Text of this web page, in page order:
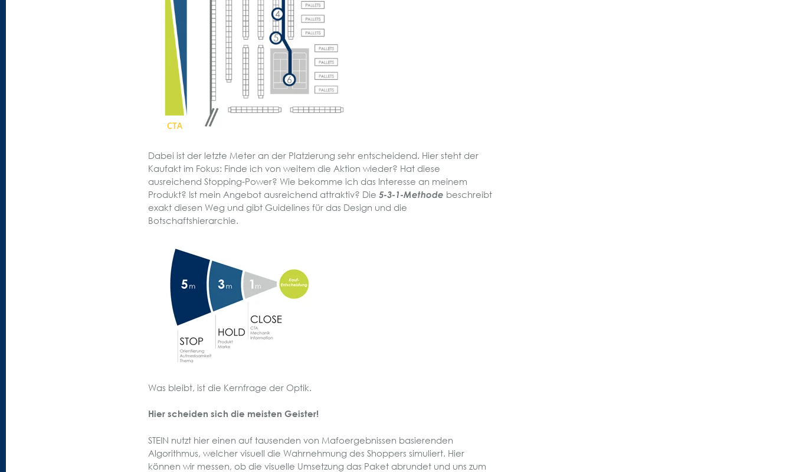
Dabei ist der letzte Meter an der Platzierung sehr entscheidend. Hier steht der
Kaufakt im Fokus: Finde ich von weitem die Aktion wieder? Hat diese
ausreichend Stopping-Power? Wie bekomme ich das Interesse an meinem
Produkt? Ist mein Angebot ausreichend attraktiv? Die 5-3-1-Methode beschreibt
exakt diesen Weg und gibt Guidelines für das Design und die
Botschaftshierarchie.
Was bleibt, ist die Kernfrage der Optik.
Hier scheiden sich die meisten Geister!
STEIN nutzt hier einen auf tausenden von Mafoergebnissen basierenden
Algorithmus, welcher visuell die Wahrnehmung des Shoppers simuliert. Hier
können wir messen, ob die visuelle Umsetzung das Paket abrundet und uns zum